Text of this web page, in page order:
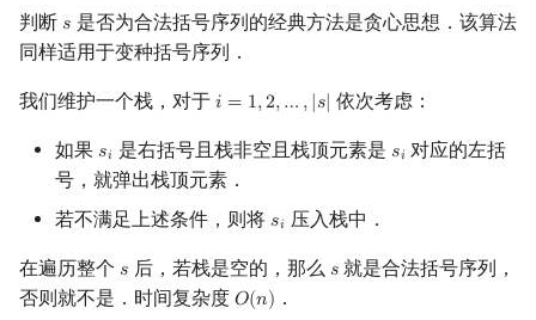
Sublime Text
CP Editor
Code::Blocks
LaTeX 入门
Git Tim 排序
排序相关 STL
排序应用
优化
动态 DP
概率 DP
DP 套 DP
DP 优化
其它 DP 方法
后缀自动机 (SAM)
后缀平衡树
广义后缀自动机
后缀树
Manacher
升幂引理
阶乘取模
卢卡斯定理
同余方程
多项式与生成函数
Lagrange 反演
形式幂级数复合|复合逆
普通生成函数
指数生成函数
组合数学 范德蒙德卷积
Pólya 计数
图论计数
线性代数
线性规划
抽象代数
树状数组
线段树
划分树
二叉搜索树 & 平衡树
跳表
树上随机游走
拆点
连通性相关
环计数问题
最小环
2-SAT
随机增量法
反演变换
计算几何杂项
表达式求值
在一台机器上规划任务
主元素问题
Garsia–Wachs 算法
15-puzzle
判断 𝑠
s 是否为合法括号序列的经典方法是贪心思想．该算法
同样适用于变种括号序列．
我们维护一个栈，对于 𝑖 = 1,2,… ,|𝑠|
i =1, 2,…,| s| 依次考虑：
如果 𝑠𝑖
si 是右括号且栈非空且栈顶元素是 𝑠𝑖
si 对应的左括
号，就弹出栈顶元素．
若不满足上述条件，则将 𝑠𝑖
si 压入栈中．
在遍历整个 𝑠
s 后，若栈是空的，那么 𝑠
s 就是合法括号序列，
否则就不是．时间复杂度 𝑂(𝑛)
O(n) ．